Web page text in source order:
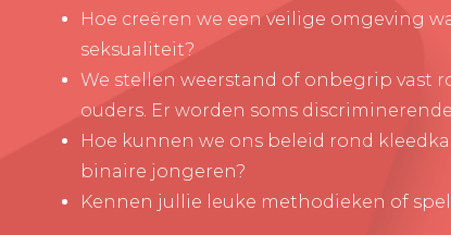
Hoe creëren we een veilige omgeving
seksualiteit?
We stellen weerstand of onbegrip vast
ouders. Er worden soms
Hoe kunnen we ons beleid rond
binaire jongeren?
Kennen jullie leuke methodieken of